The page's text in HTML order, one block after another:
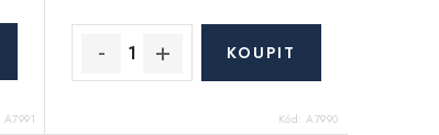
A7991 Kód:A7990